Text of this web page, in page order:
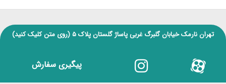
تهران نارمک خیابان گلبرگ غربی پاساژ گلستان پلاک ۵ (روی متن کلیک کنید)
پیگیری سفارش